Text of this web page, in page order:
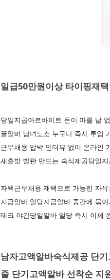
일급50만원이상 타이핑재
당일지급아르바이트 돈이 마를 날
꿀알바 남녀노소 누구나 즉시 투입
근무채용 압박 인터뷰 없이 온라인
새출발 발판 만드는 숙식제공당일
자택근무채용 재택으로 가능한 자
지급알바 일당지급알바 중간에 묶
테크 야간당일알바 일당 즉시 이체
남자고액알바숙식제공 단
줄 단기고액알바 선착순 지